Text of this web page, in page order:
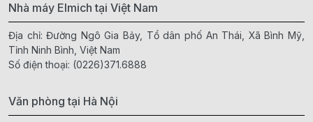
Nhà máy Elmich tại Việt Nam
Địa chỉ: Đường Ngô Gia Bảy, Tổ dân phố An Thái, Xã Bình Mỹ,
Tỉnh Ninh Bình, Việt Nam
Số điện thoại: (0226)371.6888
Văn phòng tại Hà Nội